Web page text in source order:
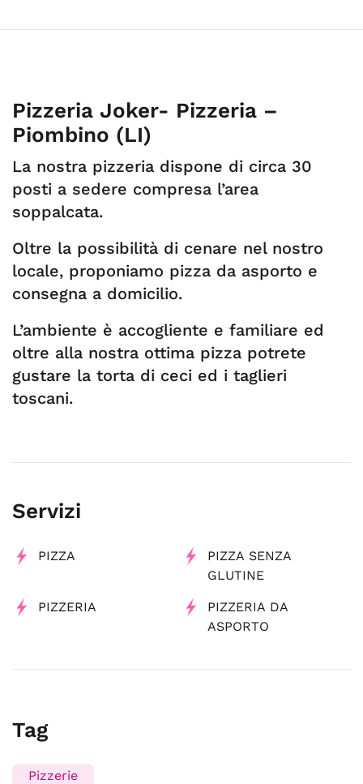
Pizzeria Joker- Pizzeria –
Piombino (LI)
La nostra pizzeria dispone di circa 30
posti a sedere compresa l’area
soppalcata.
Oltre la possibilità di cenare nel nostro
locale, proponiamo pizza da asporto e
consegna a domicilio.
L’ambiente è accogliente e familiare ed
oltre alla nostra ottima pizza potrete
gustare la torta di ceci ed i taglieri
toscani.
Servizi
PIZZA
PIZZA SENZA
GLUTINE
PIZZERIA
PIZZERIA DA
ASPORTO
Tag
Pizzerie